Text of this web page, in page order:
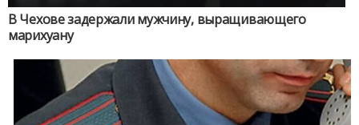
В Чехове задержали мужчину, выращивающего
марихуану